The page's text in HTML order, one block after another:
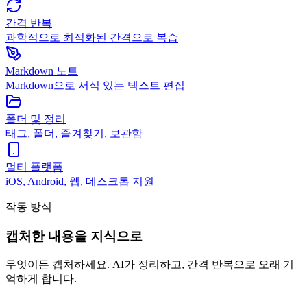
간격 반복
과학적으로 최적화된 간격으로 복습
Markdown 노트
Markdown으로 서식 있는 텍스트 편집
폴더 및 정리
태그, 폴더, 즐겨찾기, 보관함
멀티 플랫폼
iOS, Android, 웹, 데스크톱 지원
작동 방식
캡처한 내용을 지식으로
무엇이든 캡처하세요. AI가 정리하고, 간격 반복으로 오래 기
억하게 합니다.